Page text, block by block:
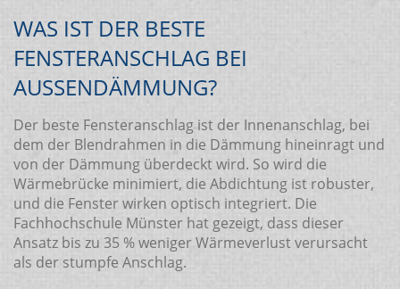
WAS IST DER BESTE
FENSTERANSCHLAG BEI
AUSSENDÄMMUNG?
Der beste Fensteranschlag ist der Innenanschlag, bei
dem der Blendrahmen in die Dämmung hineinragt und
von der Dämmung überdeckt wird. So wird die
Wärmebrücke minimiert, die Abdichtung ist robuster,
und die Fenster wirken optisch integriert. Die
Fachhochschule Münster hat gezeigt, dass dieser
Ansatz bis zu 35 % weniger Wärmeverlust verursacht
als der stumpfe Anschlag.